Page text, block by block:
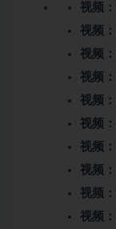
视频：
视频：
视频：
视频：
视频：
视频：
视频：
视频：
视频：
视频：